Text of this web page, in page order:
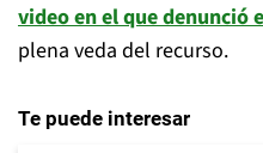
video en el que denunció
plena veda del recurso.
Te puede interesar